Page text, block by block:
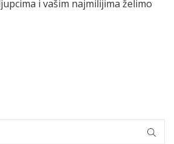
i vašim najmilijima želimo